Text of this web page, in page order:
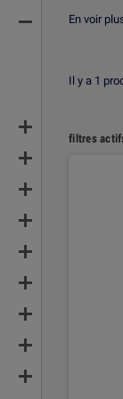










Transport
- Elles
En voir
Il y a 1
filtres